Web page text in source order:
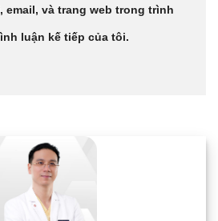
email, và trang web trong trình
luận kế tiếp của tôi.